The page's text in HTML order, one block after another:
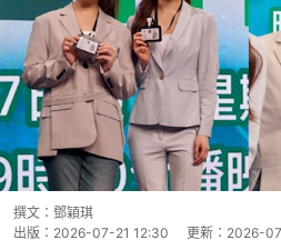
撰文： 鄧穎琪
出版： 2026-07-21 12:30 更新： 2026-